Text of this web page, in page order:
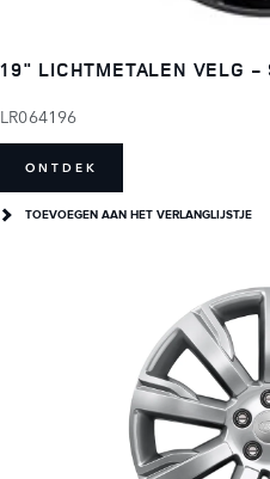
19" LICHTMETALEN VELG -
LR064196
ONTDEK
TOEVOEGEN AAN HET VERLANGLIJSTJE